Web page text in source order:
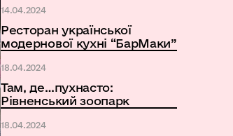
14.04.2024
Ресторан української
модернової кухні “БарМаки”
18.04.2024
Там, де…пухнасто:
Рівненський зоопарк
18.04.2024